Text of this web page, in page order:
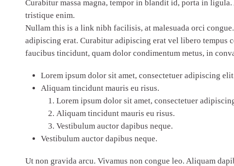
Curabitur massa magna, tempor in blandit id, porta in
tristique enim.
Nullam this is a link nibh facilisis, at malesuada orci
adipiscing erat. Curabitur adipiscing erat vel libero tempus
faucibus tincidunt, quam dolor condimentum metus, in
Lorem ipsum dolor sit amet, consectetuer adipiscing
Aliquam tincidunt mauris eu risus.
Lorem ipsum dolor sit amet, consectetuer
Aliquam tincidunt mauris eu risus.
Vestibulum auctor dapibus neque.
Vestibulum auctor dapibus neque.
Ut non gravida arcu. Vivamus non congue leo. Aliquam